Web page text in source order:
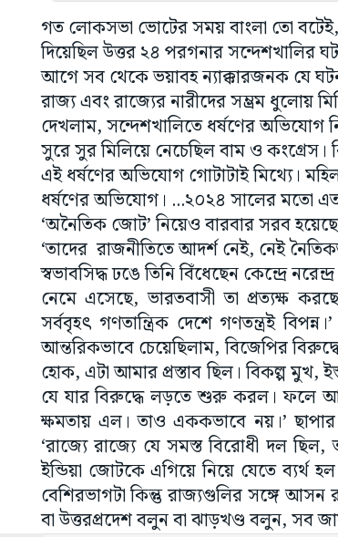
গত লোকসভা ভোটের সময় বাংলা তো
দিয়েছিল উত্তর ২৪ পরগনার সন্দেশখালির
আগে সব থেকে ভয়াবহ ন্যাক্কারজনক যে
রাজ্য এবং রাজ্যের নারীদের সম্ভ্রম ধুলোয়
দেখলাম, সন্দেশখালিতে ধর্ষণের অভিযোগ
সুরে সুর মিলিয়ে নেচেছিল বাম ও
এই ধর্ষণের অভিযোগ গোটাটাই মিথ্যে।
ধর্ষণের অভিযোগ। ...২০২৪ সালের মতো
‘অনৈতিক জোট’ নিয়েও বারবার সরব
‘তাদের রাজনীতিতে আদর্শ নেই, নেই
স্বভাবসিদ্ধ ঢঙে তিনি বিঁধেছেন কেন্দ্রে
নেমে এসেছে, ভারতবাসী তা প্রত্যক্ষ
সর্ববৃহৎ গণতান্ত্রিক দেশে গণতন্ত্রই
আন্তরিকভাবে চেয়েছিলাম, বিজেপির
হোক, এটা আমার প্রস্তাব ছিল। বিকল্প মুখ,
যে যার বিরুদ্ধে লড়তে শুরু করল। ফলে
ক্ষমতায় এল। তাও এককভাবে নয়।’ ছাপার
‘রাজ্যে রাজ্যে যে সমস্ত বিরোধী দল
ইন্ডিয়া জোটকে এগিয়ে নিয়ে যেতে ব্যর্থ
বেশিরভাগটা কিন্তু রাজ্যগুলির সঙ্গে
বা উত্তরপ্রদেশ বলুন বা ঝাড়খণ্ড বলুন, সব